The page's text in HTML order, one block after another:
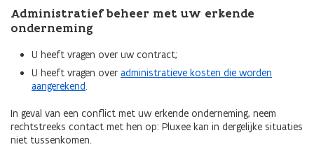
Administratief beheer met uw erkende
onderneming
U heeft vragen over uw contract;
U heeft vragen over administratieve kosten die worden
aangerekend.
In geval van een conflict met uw erkende onderneming, neem
rechtstreeks contact met hen op: Pluxee kan in dergelijke situaties
niet tussenkomen.